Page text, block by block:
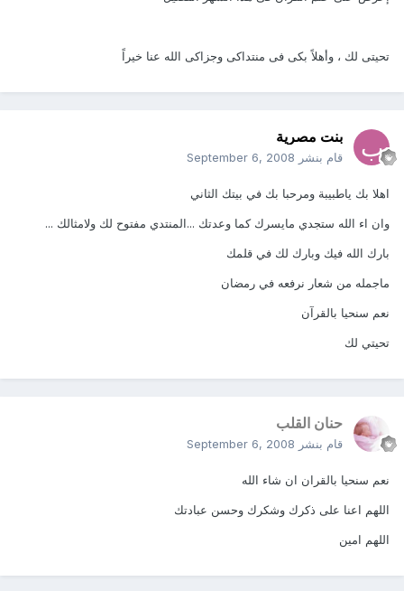
تحيتى لك ، وأهلاً بكى فى منتداكى وجزاكى الله عنا خيراً
بنت مصرية
قام بنشر September 6, 2008
اهلا بك ياطبيبة ومرحبا بك في بيتك الثاني
وان اء الله ستجدي مايسرك كما وعدتك ...المنتدي مفتوح لك ولامثالك ...
بارك الله فيك وبارك لك في قلمك
ماجمله من شعار نرفعه في رمضان
نعم سنحيا بالقرآن
تحيتي لك
حنان القلب
قام بنشر September 6, 2008
نعم سنحيا بالقران ان شاء الله
اللهم اعنا على ذكرك وشكرك وحسن عبادتك
اللهم امين